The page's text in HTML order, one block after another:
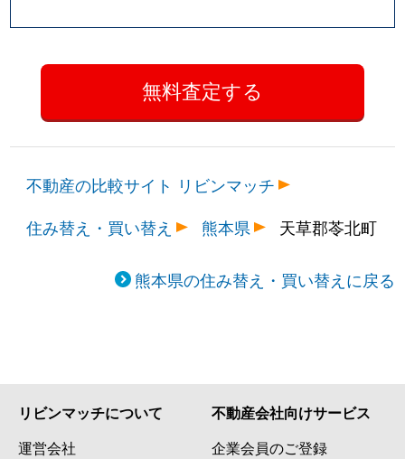
不動産の比較サイト リビンマッチ
住み替え・買い替え
熊本県 天草郡苓北町
熊本県の住み替え・買い替えに戻る
リビンマッチについて
運営会社
不動産会社向けサービス
企業会員のご登録